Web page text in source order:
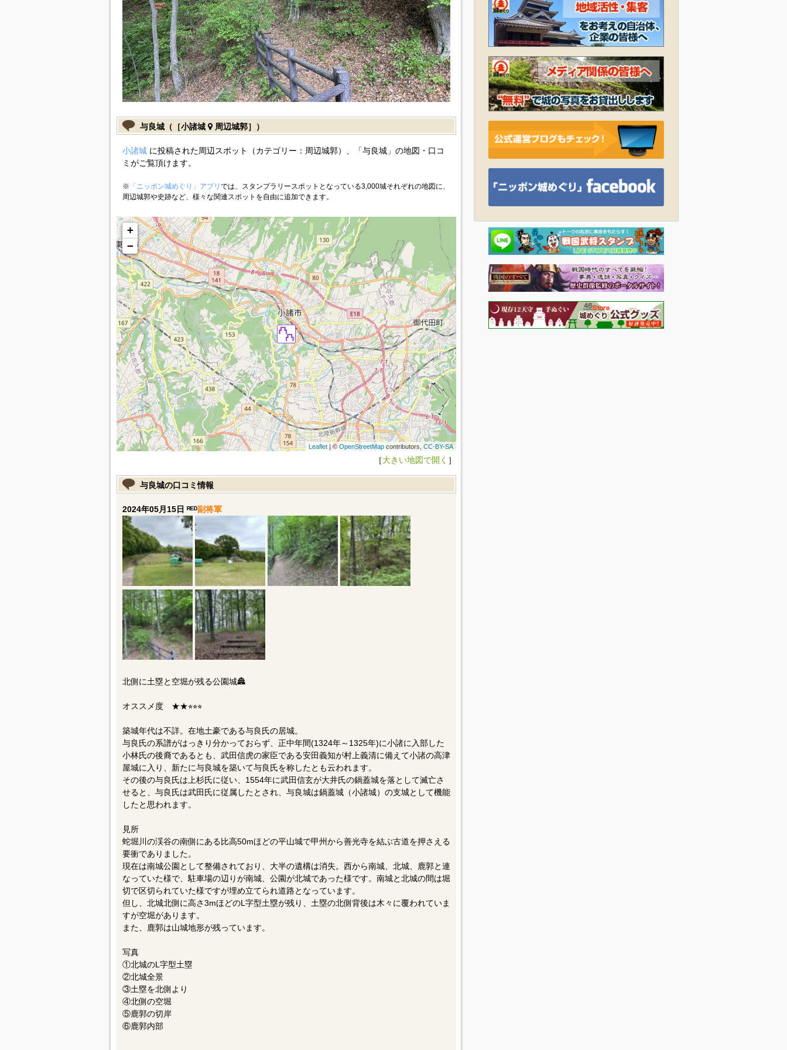
与良城（［小諸城 周辺城郭］）
小諸城に投稿された周辺スポット（カテゴリー：周辺城郭）、「与良城」の地図・口コ
ミがご覧頂けます。
※ 「ニッポン城めぐり」アプリ では、スタンプラリースポットとなっている3,000城それぞれの地図に、
周辺城郭や史跡など、様々な関連スポットを自由に追加できます。
+
−
Leaflet| ©OpenStreetMapcontributors, CC-BY-SA
［大きい地図で開く ］
与良城の口コミ情報
2024年05月15日 ᴿᴱᴰ副将軍
北側に土塁と空堀が残る公園城🏯
オススメ度 ★★⭐︎⭐︎⭐︎
築城年代は不詳。在地土豪である与良氏の居城。
与良氏の系譜がはっきり分かっておらず、正中年間(1324年～1325年)に小諸に入部した
小林氏の後裔であるとも、武田信虎の家臣である安田義知が村上義清に備えて小諸の高津
屋城に入り、新たに与良城を築いて与良氏を称したとも云われます。
その後の与良氏は上杉氏に従い、1554年に武田信玄が大井氏の鍋蓋城を落として滅亡さ
せると、与良氏は武田氏に従属したとされ、与良城は鍋蓋城（小諸城）の支城として機能
したと思われます。
見所
蛇堀川の渓谷の南側にある比高50mほどの平山城で甲州から善光寺を結ぶ古道を押さえる
要衝でありました。
現在は南城公園として整備されており、大半の遺構は消失。西から南城、北城、鹿郭と連
なっていた様で、駐車場の辺りが南城、公園が北城であった様です。南城と北城の間は堀
切で区切られていた様ですが埋め立てられ道路となっています。
但し、北城北側に高さ3mほどのL字型土塁が残り、土塁の北側背後は木々に覆われていま
すが空堀があります。
また、鹿郭は山城地形が残っています。
写真
①北城のL字型土塁
②北城全景
③土塁を北側より
④北側の空堀
⑤鹿郭の切岸
⑥鹿郭内部